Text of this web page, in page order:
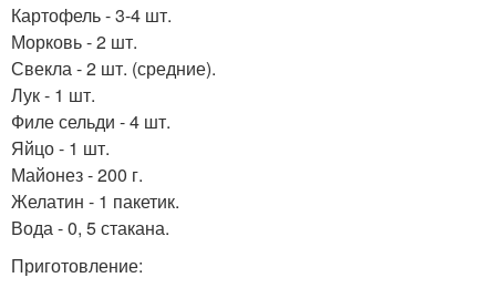
Картофель - 3-4 шт.
Морковь - 2 шт.
Свекла - 2 шт. (средние).
Лук - 1 шт.
Филе сельди - 4 шт.
Яйцо - 1 шт.
Майонез - 200 г.
Желатин - 1 пакетик.
Вода - 0, 5 стакана.
Приготовление: